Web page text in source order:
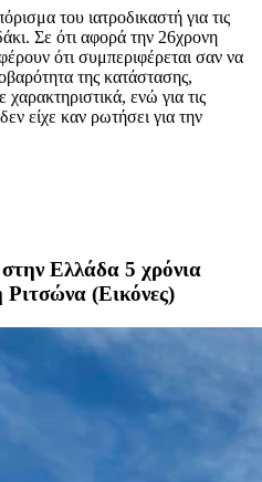
του ιατροδικαστή για τις
Σε ότι αφορά την 26χρονη
ότι συμπεριφέρεται σαν να
της κατάστασης,
ενώ για τις
είχε καν ρωτήσει για την
Ελλάδα 5 χρόνια
(Εικόνες)